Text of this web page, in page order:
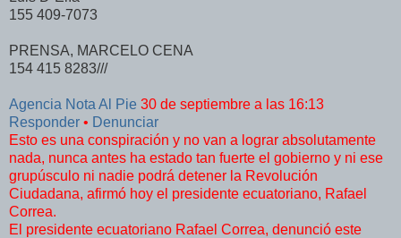
155 409-7073
PRENSA, MARCELO CENA
154 415 8283///
Agencia Nota Al Pie 30 de septiembre a las 16:13
Responder • Denunciar
Esto es una conspiración y no van a lograr absolutamente
nada, nunca antes ha estado tan fuerte el gobierno y ni ese
grupúsculo ni nadie podrá detener la Revolución
Ciudadana, afirmó hoy el presidente ecuatoriano, Rafael
Correa.
El presidente ecuatoriano Rafael Correa, denunció este